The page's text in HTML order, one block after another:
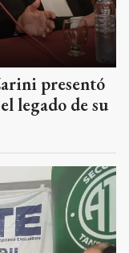
presentó
legado de su